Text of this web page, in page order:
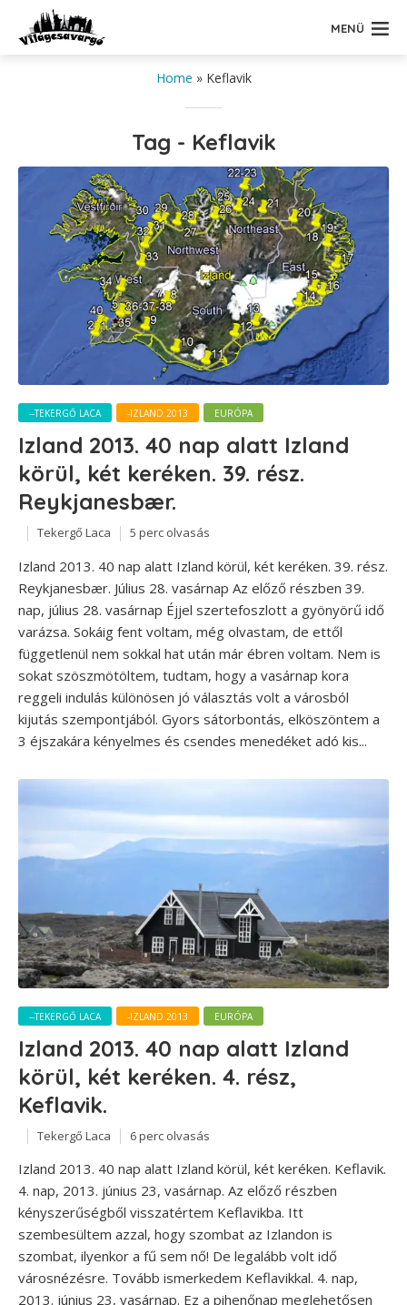
MENÜ
Home » Keflavik
Tag - Keflavik
--TEKERGŐ LACA -IZLAND 2013 EURÓPA
Izland 2013. 40 nap alatt Izland
körül, két keréken. 39. rész.
Reykjanesbær.
Tekergő Laca 5 perc olvasás
Izland 2013. 40 nap alatt Izland körül, két keréken. 39. rész.
Reykjanesbær. Július 28. vasárnap Az előző részben 39.
nap, július 28. vasárnap Éjjel szertefoszlott a gyönyörű idő
varázsa. Sokáig fent voltam, még olvastam, de ettől
függetlenül nem sokkal hat után már ébren voltam. Nem is
sokat szöszmötöltem, tudtam, hogy a vasárnap kora
reggeli indulás különösen jó választás volt a városból
kijutás szempontjából. Gyors sátorbontás, elköszöntem a
3 éjszakára kényelmes és csendes menedéket adó kis...
--TEKERGŐ LACA -IZLAND 2013 EURÓPA
Izland 2013. 40 nap alatt Izland
körül, két keréken. 4. rész,
Keflavik.
Tekergő Laca 6 perc olvasás
Izland 2013. 40 nap alatt Izland körül, két keréken. Keflavik.
4. nap, 2013. június 23, vasárnap. Az előző részben
kényszerűségből visszatértem Keflavikba. Itt
szembesültem azzal, hogy szombat az Izlandon is
szombat, ilyenkor a fű sem nő! De legalább volt idő
városnézésre. Tovább ismerkedem Keflavikkal. 4. nap,
2013. június 23, vasárnap. Ez a pihenőnap meglehetősen